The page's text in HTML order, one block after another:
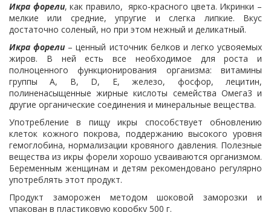
Икра форели, как правило, ярко-красного цвета. Икринки –
мелкие или средние, упругие и слегка липкие. Вкус
достаточно соленый, но при этом нежный и деликатный.
Икра форели– ценный источник белков и легко усвояемых
жиров. В ней есть все необходимое для роста и
полноценного функционирования организма: витамины
группы А, B, D, E, железо, фосфор, лецитин,
полиненасыщенные жирные кислоты семейства Омега3 и
другие органические соединения и минеральные вещества.
Употребление в пищу икры способствует обновлению
клеток кожного покрова, поддержанию высокого уровня
гемоглобина, нормализации кровяного давления. Полезные
вещества из икры форели хорошо усваиваются организмом.
Беременным женщинам и детям рекомендовано регулярно
употреблять этот продукт.
Продукт заморожен методом шоковой заморозки и
упакован в пластиковую коробку 500 г.